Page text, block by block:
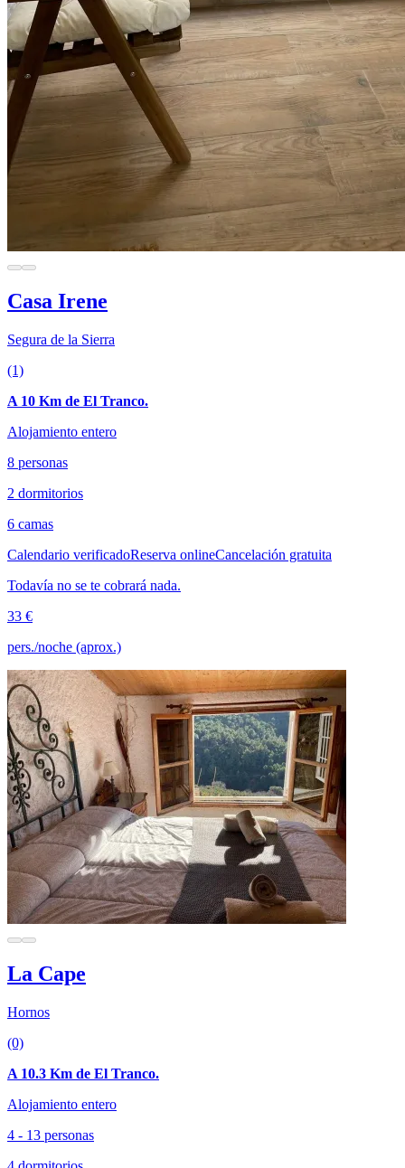
Casa Irene
Segura de la Sierra
(1)
A 10 Km de El Tranco.
Alojamiento entero
8 personas
2 dormitorios
6 camas
Calendario verificadoReserva onlineCancelación gratuita
Todavía no se te cobrará nada.
33 €
pers./noche (aprox.)
La Cape
Hornos
(0)
A 10.3 Km de El Tranco.
Alojamiento entero
4 - 13 personas